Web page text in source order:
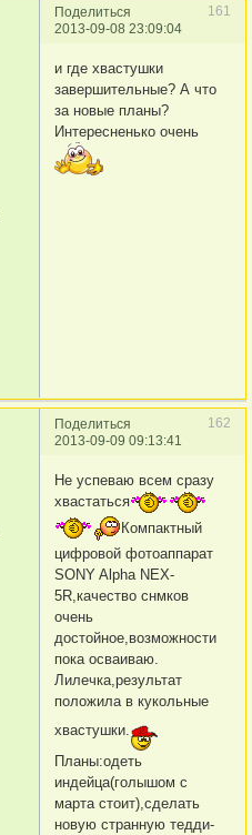
Поделиться
161
2013-09-08 23:09:04
и где хвастушки
завершительные? А что
за новые планы?
Интересненько очень
Поделиться
162
2013-09-09 09:13:41
Не успеваю всем сразу
хвастаться
Компактный
цифровой фотоаппарат
SONY Alpha NEX-
5R,качество снмков
очень
достойное,возможности
пока осваиваю.
Лилечка,результат
положила в кукольные
хвастушки.
Планы:одеть
индейца(голышом с
марта стоит),сделать
новую странную тедди-